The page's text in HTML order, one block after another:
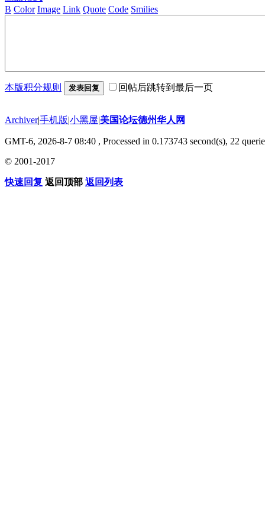
B Color Image Link Quote Code Smilies
本版积分规则 发表回复 回帖后跳转到最后一页
Archiver|手机版|小黑屋|美国论坛德州华人网
GMT-6, 2026-8-7 08:40 , Processed in 0.173743 second(s), 22
© 2001-2017
快速回复 返回顶部 返回列表